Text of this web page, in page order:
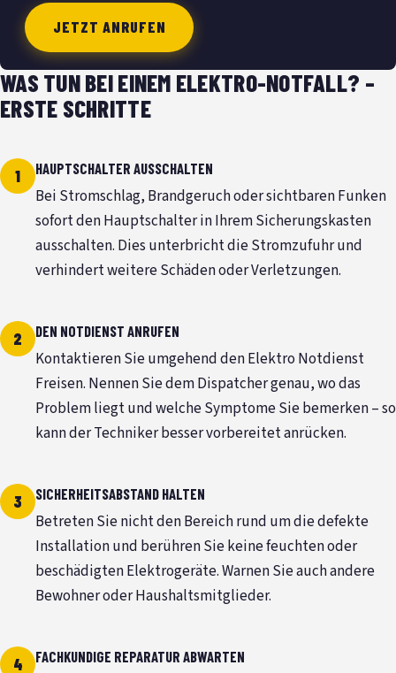
JETZT ANRUFEN
WAS TUN BEI EINEM ELEKTRO-NOTFALL? –
ERSTE SCHRITTE
HAUPTSCHALTER AUSSCHALTEN
Bei Stromschlag, Brandgeruch oder sichtbaren Funken
sofort den Hauptschalter in Ihrem Sicherungskasten
ausschalten. Dies unterbricht die Stromzufuhr und
verhindert weitere Schäden oder Verletzungen.
DEN NOTDIENST ANRUFEN
Kontaktieren Sie umgehend den Elektro Notdienst
Freisen. Nennen Sie dem Dispatcher genau, wo das
Problem liegt und welche Symptome Sie bemerken – so
kann der Techniker besser vorbereitet anrücken.
SICHERHEITSABSTAND HALTEN
Betreten Sie nicht den Bereich rund um die defekte
Installation und berühren Sie keine feuchten oder
beschädigten Elektrogeräte. Warnen Sie auch andere
Bewohner oder Haushaltsmitglieder.
FACHKUNDIGE REPARATUR ABWARTEN